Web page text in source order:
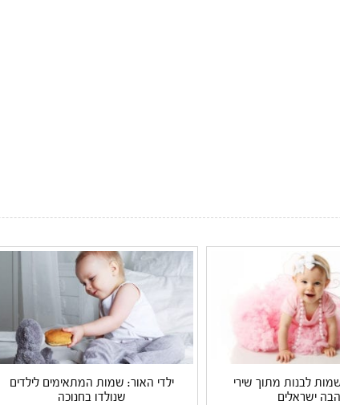
לבנות מתוך שירי
ישראלים
ילדי האור: שמות המתאימים לילדים
שנולדו בחנוכה